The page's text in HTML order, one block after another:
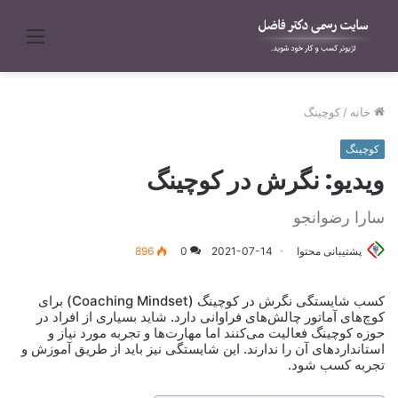
منو
خانه / کوچینگ
کوچینگ
ویدیو: نگرش در کوچینگ
سارا رضوانجو
پشتیبانی محتوا 2021-07-14
0
896
کسب شایستگی نگرش در کوچینگ (Coaching Mindset) برای
کوچ‌های آماتور چالش‌های فراوانی دارد. شاید بسیاری از افراد در
حوزه کوچینگ فعالیت می‌کنند اما مهارت‌ها و تجربه مورد نیاز و
استانداردهای آن را ندارند. این شایستگی نیز باید از طریق آموزش و
تجربه کسب شود.